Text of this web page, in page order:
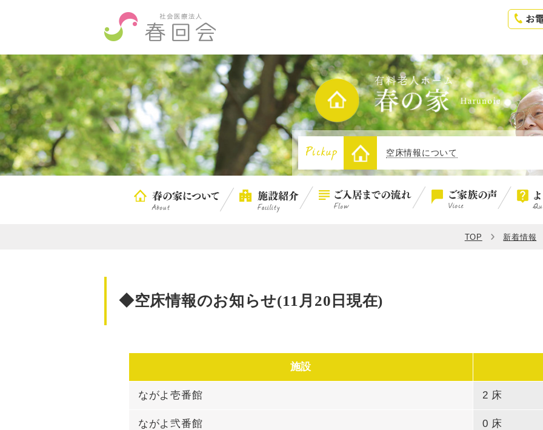
空床情報について
空床情報について
空床情報について
1
TOP 新着情報
◆空床情報のお知らせ(11月20日現在)
施設
ながよ壱番館 2 床
ながよ弐番館 0 床